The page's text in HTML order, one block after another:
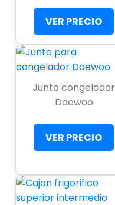
VER PRECIO
Junta congelador
Daewoo
VER PRECIO